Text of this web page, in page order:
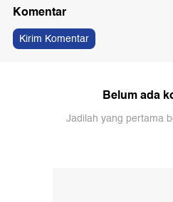
Komentar
Kirim Komentar
Belum ada
Jadilah yang pertama